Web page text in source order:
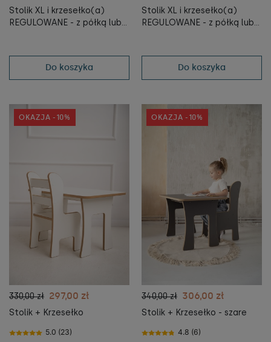
Stolik XL i krzesełko(a)
REGULOWANE - z półką lub
Do koszyka
Stolik XL i krzesełko(a)
REGULOWANE - z półką lub
Do koszyka
330,00 zł 297,00 zł
Stolik + Krzesełko
5.0 (23)
OKAZJA -10%
340,00 zł 306,00 zł
Stolik + Krzesełko - szare
4.8 (6)
OKAZJA -10%